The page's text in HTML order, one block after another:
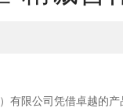
有限公司凭借卓越的